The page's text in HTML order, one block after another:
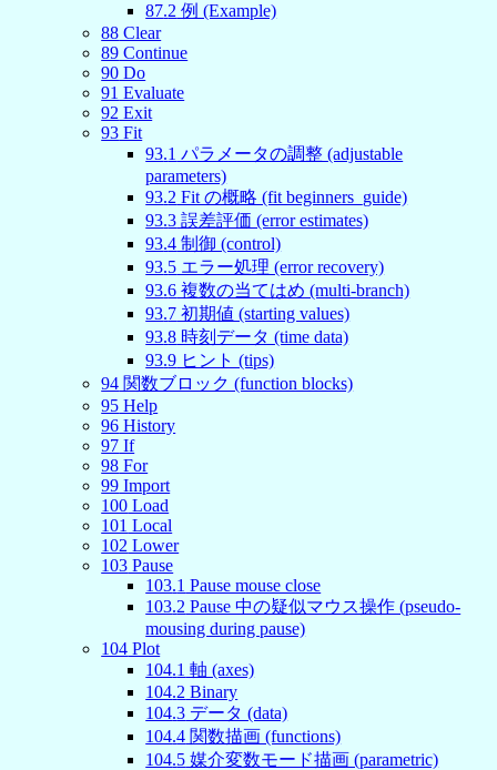
87.2 例 (Example)
88 Clear
89 Continue
90 Do
91 Evaluate
92 Exit
93 Fit
93.1 パラメータの調整 (adjustable
parameters)
93.2 Fit の概略 (fit beginners_guide)
93.3 誤差評価 (error estimates)
93.4 制御 (control)
93.5 エラー処理 (error recovery)
93.6 複数の当てはめ (multi-branch)
93.7 初期値 (starting values)
93.8 時刻データ (time data)
93.9 ヒント (tips)
94 関数ブロック (function blocks)
95 Help
96 History
97 If
98 For
99 Import
100 Load
101 Local
102 Lower
103 Pause
103.1 Pause mouse close
103.2 Pause 中の疑似マウス操作 (pseudo-
mousing during pause)
104 Plot
104.1 軸 (axes)
104.2 Binary
104.3 データ (data)
104.4 関数描画 (functions)
104.5 媒介変数モード描画 (parametric)